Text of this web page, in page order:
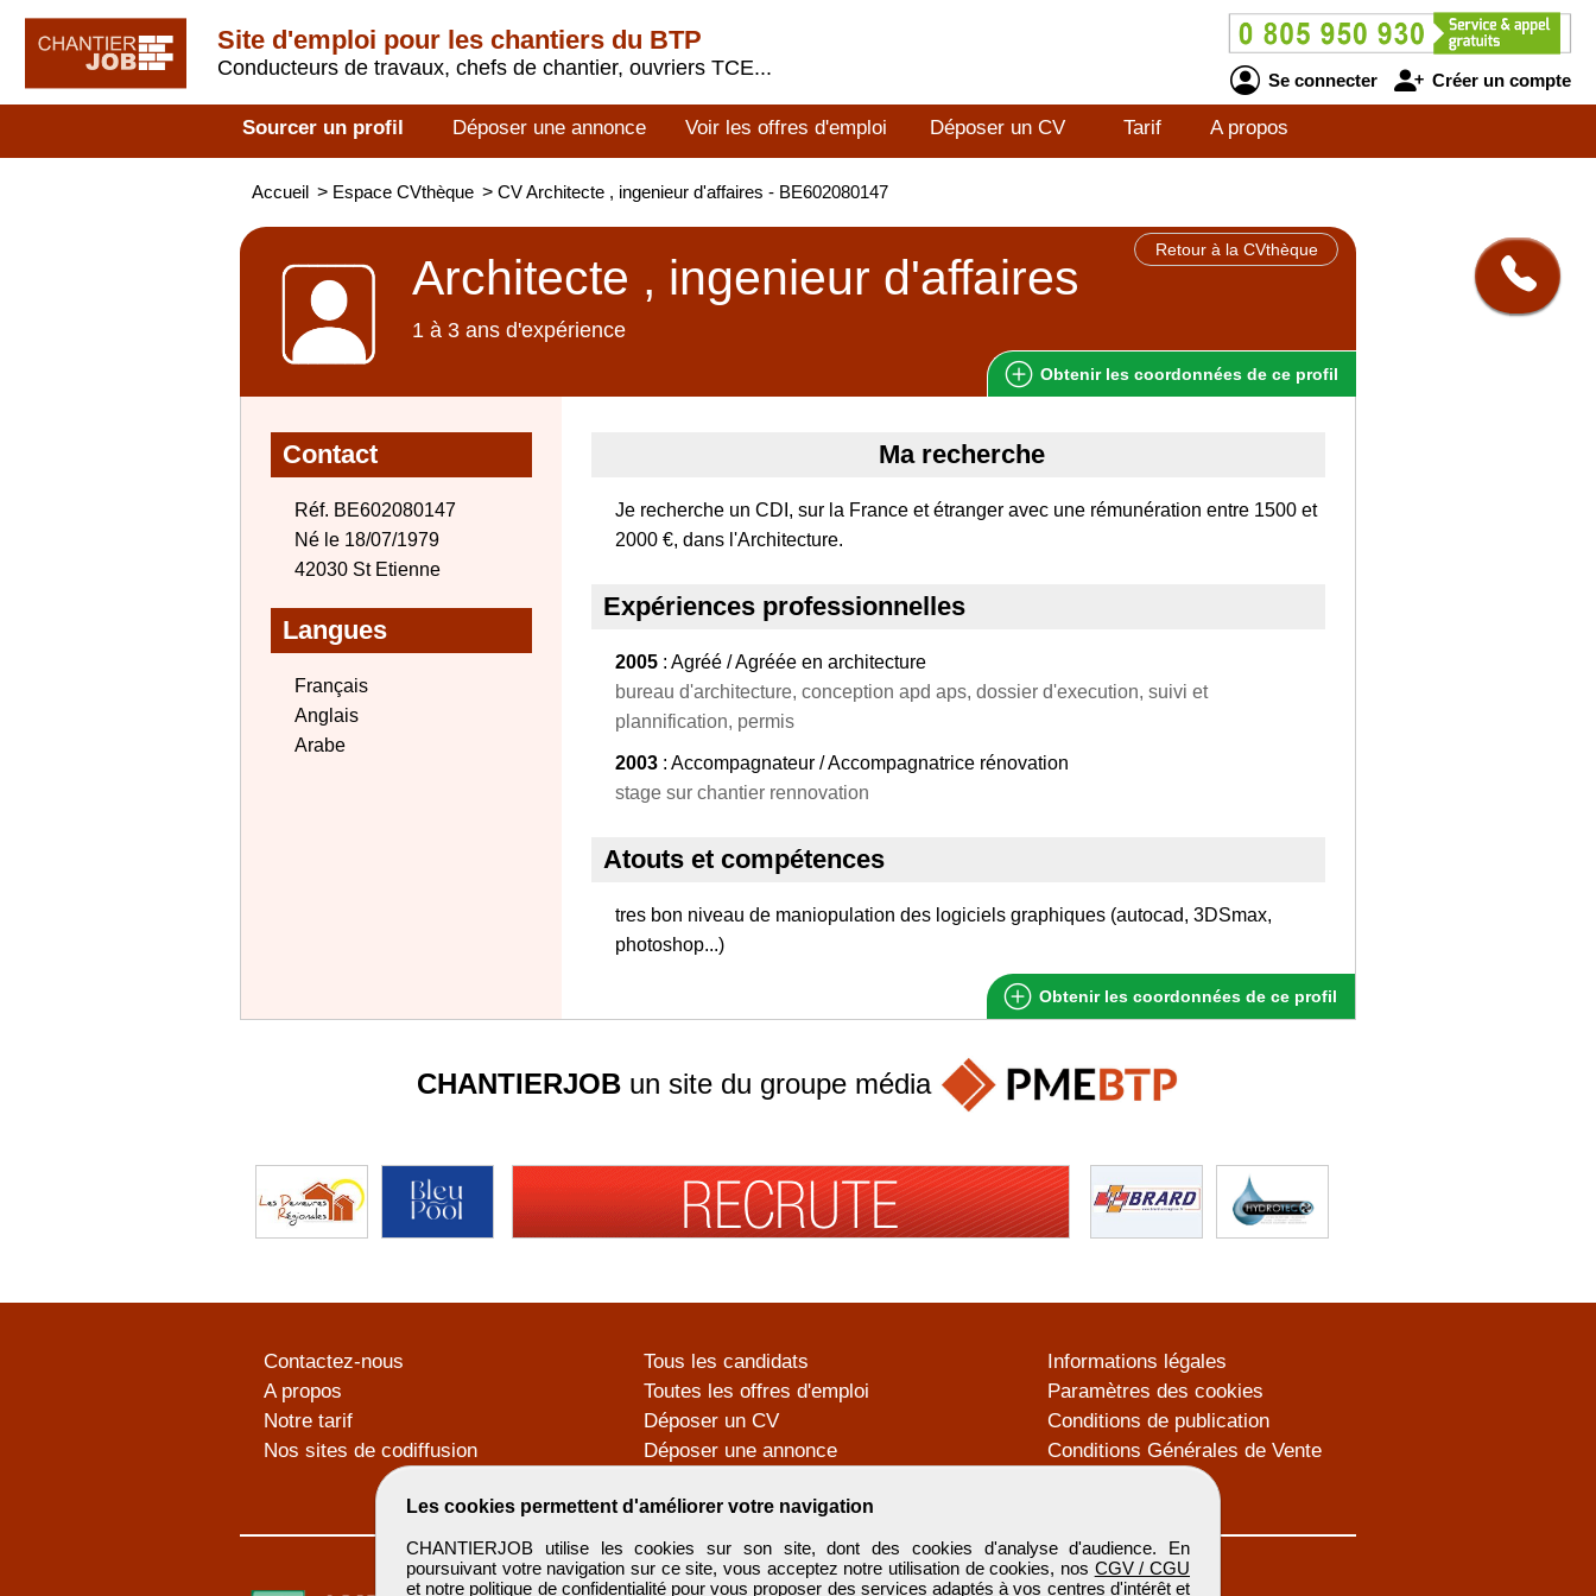
Site d'emploi pour les chantiers du BTP
Conducteurs de travaux, chefs de chantier, ouvriers TCE...
Se connecter Créer un compte
Sourcer un profil Déposer une annonce Voir les offres d'emploi Déposer un CV Tarif A propos
Accueil > Espace CVthèque > CV Architecte , ingenieur d'affaires - BE602080147
Retour à la CVthèque
Architecte , ingenieur d'affaires
1 à 3 ans d'expérience
Obtenir les coordonnées de ce profil
Contact
Réf. BE602080147
Né le 18/07/1979
42030 St Etienne
Langues
Français
Anglais
Arabe
Ma recherche
Je recherche un CDI, sur la France et étranger avec une rémunération entre 1500 et
2000 €, dans l'Architecture.
Expériences professionnelles
2005 : Agréé / Agréée en architecture
bureau d'architecture, conception apd aps, dossier d'execution, suivi et
plannification, permis
2003 : Accompagnateur / Accompagnatrice rénovation
stage sur chantier rennovation
Atouts et compétences
tres bon niveau de maniopulation des logiciels graphiques (autocad, 3DSmax,
photoshop...)
Obtenir les coordonnées de ce profil
Les cookies permettent d'améliorer votre navigation
CHANTIERJOB utilise les cookies sur son site, dont des cookies d'analyse d'audience. En
poursuivant votre navigation sur ce site, vous acceptez notre utilisation de cookies, nos CGV / CGU
et notre politique de confidentialitépour vous proposer des services adaptés à vos centres d'intérêt et
CHANTIERJOBun site du groupe média
Contactez-nous
A propos
Notre tarif
Nos sites de codiffusion
Tous les candidats
Toutes les offres d'emploi
Déposer un CV
Déposer une annonce
Informations légales
Paramètres des cookies
Conditions de publication
Conditions Générales de Vente